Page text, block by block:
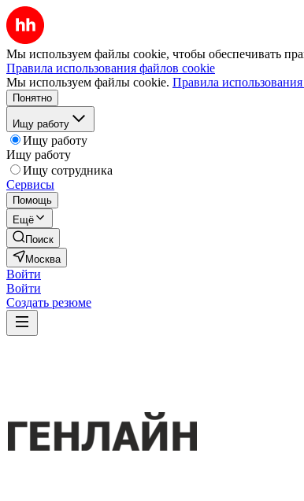
Мы используем файлы cookie, чтобы обеспечивать
Правила использования файлов cookie
Мы используем файлы cookie. Правила
Понятно
Ищу работу
Ищу работу
Ищу работу
Ищу сотрудника
Сервисы
Помощь
Ещё
Поиск
Москва
Войти
Войти
Создать резюме